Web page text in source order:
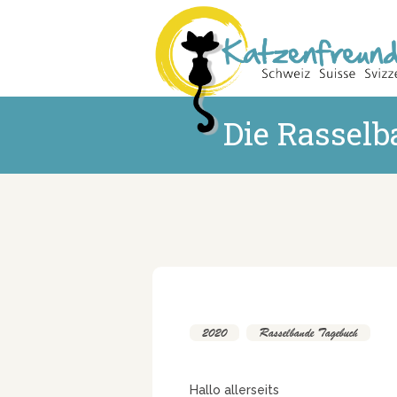
Die
2020 Rasselbande Tagebuch
Hallo allerseits